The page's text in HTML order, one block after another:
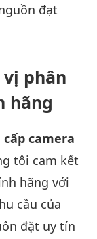
đạt
phân
hãng
camera
tôi cam kết
hãng với
cầu của
đặt uy tín